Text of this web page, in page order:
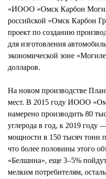
«ИООО «Омск Карбон
российской «Омск Карбон
проект по созданию
для изготовления
экономической зоне
долларов.
На новом производстве
мест. В 2015 году ИООО
намерено производить 80
углерода в год, к 2019
мощности в 150 тысяч тонн
что более половины этого
«Белшина», еще 3–5%
мелким потребителям,